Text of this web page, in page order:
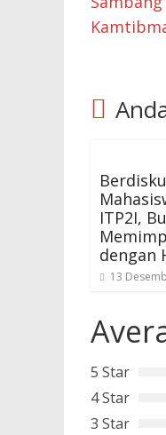
ITP2I,
dengan
13
5 Star
4 Star
3 Star